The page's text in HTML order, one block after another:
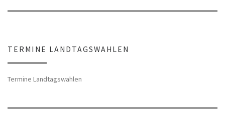
TERMINE LANDTAGSWAHLEN
Termine Landtagswahlen